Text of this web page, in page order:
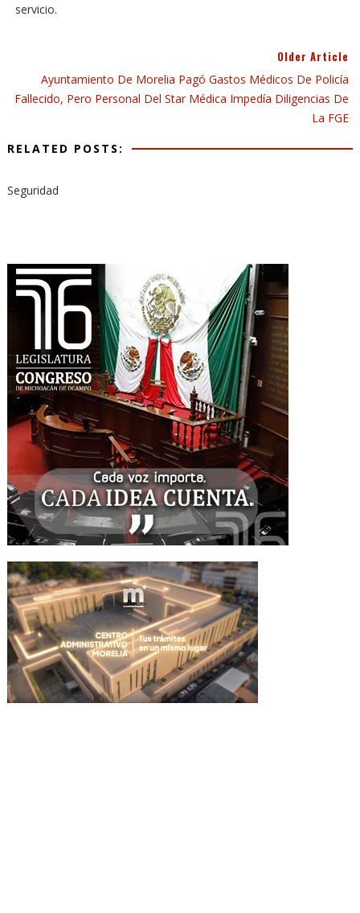
servicio.
Older Article
Ayuntamiento De Morelia Pagó Gastos Médicos De Policía
Fallecido, Pero Personal Del Star Médica Impedía Diligencias De
La FGE
RELATED POSTS:
Seguridad